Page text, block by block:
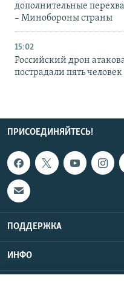
дополнительные
– Минобороны страны
15:02
Российский дрон
пострадали пять
ПРИСОЕДИНЯЙТЕСЬ!
ПОДДЕРЖКА
ИНФО